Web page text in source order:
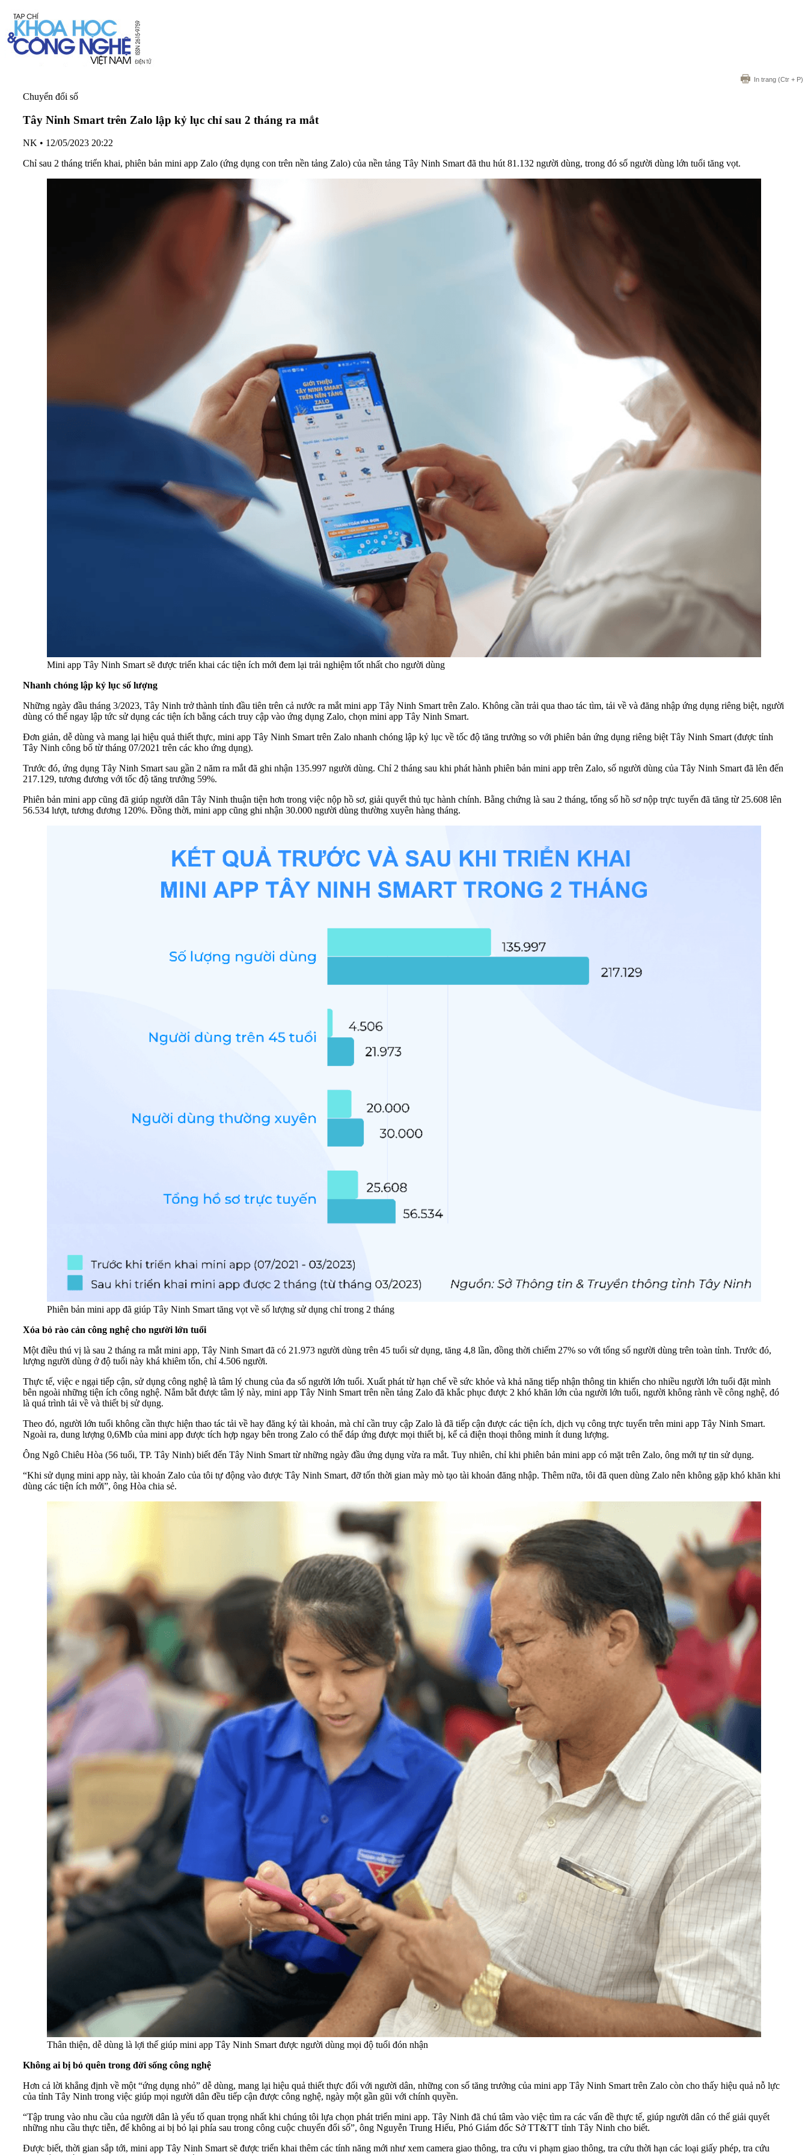
In trang (Ctr + P)
Chuyển đổi số
Tây Ninh Smart trên Zalo lập kỷ lục chỉ sau 2 tháng ra mắt
NK • 12/05/2023 20:22
‎Chỉ sau 2 tháng triển khai, phiên bản mini app Zalo (ứng dụng con trên nền tảng Zalo) của nền tảng Tây Ninh Smart đã thu hút 81.132 người dùng, trong đó số người dùng lớn tuổi tăng vọt.
Mini app Tây Ninh Smart sẽ được triển khai các tiện ích mới đem lại trải nghiệm tốt nhất cho người dùng
Nhanh chóng lập kỷ lục số lượng
Những ngày đầu tháng 3/2023, Tây Ninh trở thành tỉnh đầu tiên trên cả nước ra mắt mini app Tây Ninh Smart trên Zalo. Không cần trải qua thao tác tìm, tải về và đăng nhập ứng dụng riêng biệt, người
dùng có thể ngay lập tức sử dụng các tiện ích bằng cách truy cập vào ứng dụng Zalo, chọn mini app Tây Ninh Smart.
Đơn giản, dễ dùng và mang lại hiệu quả thiết thực, mini app Tây Ninh Smart trên Zalo nhanh chóng lập kỷ lục về tốc độ tăng trưởng so với phiên bản ứng dụng riêng biệt Tây Ninh Smart (được tỉnh
Tây Ninh công bố từ tháng 07/2021 trên các kho ứng dụng).
Trước đó, ứng dụng Tây Ninh Smart sau gần 2 năm ra mắt đã ghi nhận 135.997 người dùng. Chỉ 2 tháng sau khi phát hành phiên bản mini app trên Zalo, số người dùng của Tây Ninh Smart đã lên đến
217.129, tương đương với tốc độ tăng trưởng 59%.
Phiên bản mini app cũng đã giúp người dân Tây Ninh thuận tiện hơn trong việc nộp hồ sơ, giải quyết thủ tục hành chính. Bằng chứng là sau 2 tháng, tổng số hồ sơ nộp trực tuyến đã tăng từ 25.608 lên
56.534 lượt, tương đương 120%. Đồng thời, mini app cũng ghi nhận 30.000 người dùng thường xuyên hàng tháng.
Phiên bản mini app đã giúp Tây Ninh Smart tăng vọt về số lượng sử dụng chỉ trong 2 tháng
Xóa bỏ rào cản công nghệ cho người lớn tuổi
Một điều thú vị là sau 2 tháng ra mắt mini app, Tây Ninh Smart đã có 21.973 người dùng trên 45 tuổi sử dụng, tăng 4,8 lần, đồng thời chiếm 27% so với tổng số người dùng trên toàn tỉnh. Trước đó,
lượng người dùng ở độ tuổi này khá khiêm tốn, chỉ 4.506 người.
Thực tế, việc e ngại tiếp cận, sử dụng công nghệ là tâm lý chung của đa số người lớn tuổi. Xuất phát từ hạn chế về sức khỏe và khả năng tiếp nhận thông tin khiến cho nhiều người lớn tuổi đặt mình
bên ngoài những tiện ích công nghệ. Nắm bắt được tâm lý này, mini app Tây Ninh Smart trên nền tảng Zalo đã khắc phục được 2 khó khăn lớn của người lớn tuổi, người không rành về công nghệ, đó
là quá trình tải về và thiết bị sử dụng.
Theo đó, người lớn tuổi không cần thực hiện thao tác tải về hay đăng ký tài khoản, mà chỉ cần truy cập Zalo là đã tiếp cận được các tiện ích, dịch vụ công trực tuyến trên mini app Tây Ninh Smart.
Ngoài ra, dung lượng 0,6Mb của mini app được tích hợp ngay bên trong Zalo có thể đáp ứng được mọi thiết bị, kể cả điện thoại thông minh ít dung lượng.
Ông Ngô Chiêu Hòa (56 tuổi, TP. Tây Ninh) biết đến Tây Ninh Smart từ những ngày đầu ứng dụng vừa ra mắt. Tuy nhiên, chỉ khi phiên bản mini app có mặt trên Zalo, ông mới tự tin sử dụng.
“Khi sử dụng mini app này, tài khoản Zalo của tôi tự động vào được Tây Ninh Smart, đỡ tốn thời gian mày mò tạo tài khoản đăng nhập. Thêm nữa, tôi đã quen dùng Zalo nên không gặp khó khăn khi
dùng các tiện ích mới”, ông Hòa chia sẻ.
Thân thiện, dễ dùng là lợi thế giúp mini app Tây Ninh Smart được người dùng mọi độ tuổi đón nhận
Không ai bị bỏ quên trong đời sống công nghệ
Hơn cả lời khẳng định về một “ứng dụng nhỏ” dễ dùng, mang lại hiệu quả thiết thực đối với người dân, những con số tăng trưởng của mini app Tây Ninh Smart trên Zalo còn cho thấy hiệu quả nỗ lực
của tỉnh Tây Ninh trong việc giúp mọi người dân đều tiếp cận được công nghệ, ngày một gần gũi với chính quyền.
“Tập trung vào nhu cầu của người dân là yếu tố quan trọng nhất khi chúng tôi lựa chọn phát triển mini app. Tây Ninh đã chú tâm vào việc tìm ra các vấn đề thực tế, giúp người dân có thể giải quyết
những nhu cầu thực tiễn, để không ai bị bỏ lại phía sau trong công cuộc chuyển đổi số”, ông Nguyễn Trung Hiếu, Phó Giám đốc Sở TT&TT tỉnh Tây Ninh cho biết.
Được biết, thời gian sắp tới, mini app Tây Ninh Smart sẽ được triển khai thêm các tính năng mới như xem camera giao thông, tra cứu vi phạm giao thông, tra cứu thời hạn các loại giấy phép, tra cứu